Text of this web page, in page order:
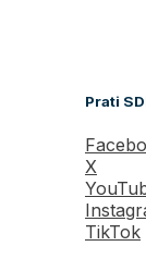
Prati
X
TikTok